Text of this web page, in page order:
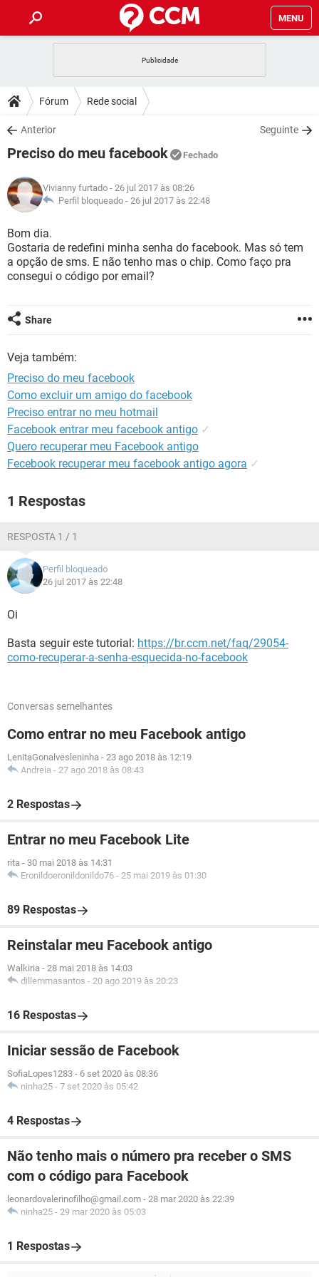
MENU
CELULAR
OUTLOOK
INSTAGRAM GMAIL
GUIA DE COMPRAS
DICAS
JOGOS
INSTAGRAM GMAIL
GUIA DE COMPRAS
DOWNLOADS
JOGOS WHATSAPP
CELULAR
OUTLOOK EXCEL
INSTAGRAM
GUIA DE COMPRAS
JOGOS WHATSAPP
CELULAR
OUTLOOK
INSTAGRAM GMAIL
GLOSSÁRIO
JOGOS
CELULAR FACEBOOK
OUTLOOK
GUIA DE COMPRAS
Fórum Rede social
Anterior Seguinte
Preciso do meu facebook Fechado
Vivianny furtado - 26 jul 2017 às 08:26
Perfil bloqueado - 26 jul 2017 às 22:48
Bom dia.
Gostaria de redefini minha senha do facebook. Mas só tem
a opção de sms. E não tenho mas o chip. Como faço pra
consegui o código por email?
Share
Veja também:
Preciso do meu facebook
Como excluir um amigo do facebook
Preciso entrar no meu hotmail
Facebook entrar meu facebook antigo ✓
Quero recuperar meu Facebook antigo
Fecebook recuperar meu facebook antigo agora ✓
1 Respostas
RESPOSTA 1 / 1
Perfil bloqueado
26 jul 2017 às 22:48
Oi
Basta seguir este tutorial: https://br.ccm.net/faq/29054-
como-recuperar-a-senha-esquecida-no-facebook
Conversas semelhantes
Como entrar no meu Facebook antigo
LenitaGonalvesleninha - 23 ago 2018 às 12:19
Andreia - 27 ago 2018 às 08:43
2 Respostas
Entrar no meu Facebook Lite
rita - 30 mai 2018 às 14:31
Eronildoeronildonildo76 - 25 mai 2019 às 01:30
89 Respostas
Reinstalar meu Facebook antigo
Walkiria - 28 mai 2018 às 14:03
dillemmasantos - 20 ago 2019 às 20:23
16 Respostas
Iniciar sessão de Facebook
SofiaLopes1283 - 6 set 2020 às 08:36
ninha25 - 7 set 2020 às 05:42
4 Respostas
Não tenho mais o número pra receber o SMS
com o código para Facebook
leonardovalerinofilho@gmail.com - 28 mar 2020 às 22:39
ninha25 - 29 mar 2020 às 05:03
1 Respostas